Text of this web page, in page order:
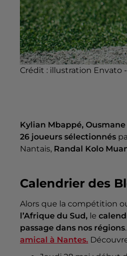
Crédit : illustration Envato
Kylian Mbappé,
26 joueurs sélectionnés
Nantais, Randal Kolo
Calendrier des
Alors que la compétition
l’Afrique du Sud, le
passage dans nos régions
amical à Nantes.